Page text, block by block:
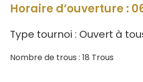
Horaire d’ouverture :
Type tournoi : Ouvert à
Nombre de trous : 18 Trous